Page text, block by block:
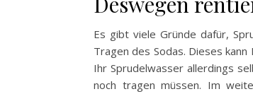
Es gibt viele Gründe dafür,
Tragen des Sodas. Dieses
Ihr Sprudelwasser allerdings
noch tragen müssen. Im